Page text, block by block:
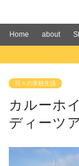
Home about
日々の学校生活
カルーホ
ディーツ